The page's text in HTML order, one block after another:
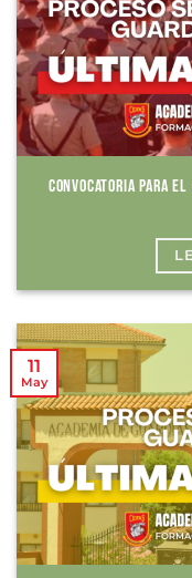
CONVOCATORIA PARA
11
May